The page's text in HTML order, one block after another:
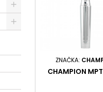
ZNAČKA:
CHAMPION